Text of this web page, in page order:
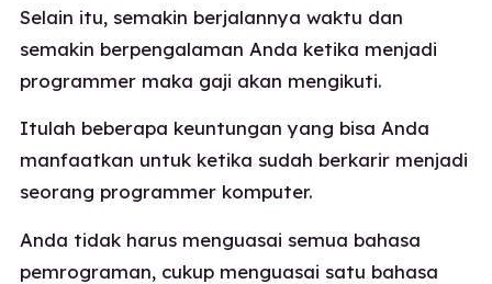
Selain itu, semakin berjalannya waktu dan
semakin berpengalaman Anda ketika menjadi
programmer maka gaji akan mengikuti.
Itulah beberapa keuntungan yang bisa Anda
manfaatkan untuk ketika sudah berkarir menjadi
seorang programmer komputer.
Anda tidak harus menguasai semua bahasa
pemrograman, cukup menguasai satu bahasa